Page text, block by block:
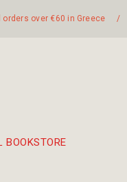
orders over €60 in Greece /
BOOKSTORE